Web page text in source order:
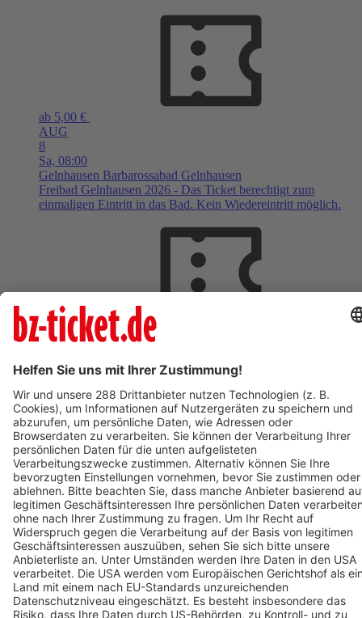
ab 5,00 €
AUG
8
Sa, 08:00
Gelnhausen Barbarossabad Gelnhausen
Freibad Gelnhausen 2026 - Das Ticket berechtigt zum
einmaligen Eintritt in das Bad. Kein Wiedereintritt möglich.
ab 5,00 €
AUG
8
08:00
Langen Freizeit- und Familienbad Langen
Freizeit- und Familienbad 2026 - Das Ticket berechtigt zum
einmaligen Eintritt in das Bad. Kein Wiedereintritt möglich.